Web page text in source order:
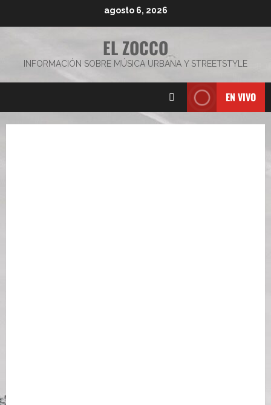
agosto 6, 2026
EL ZOCCO
INFORMACIÓN SOBRE MÚSICA URBANA Y STREETSTYLE
EN VIVO